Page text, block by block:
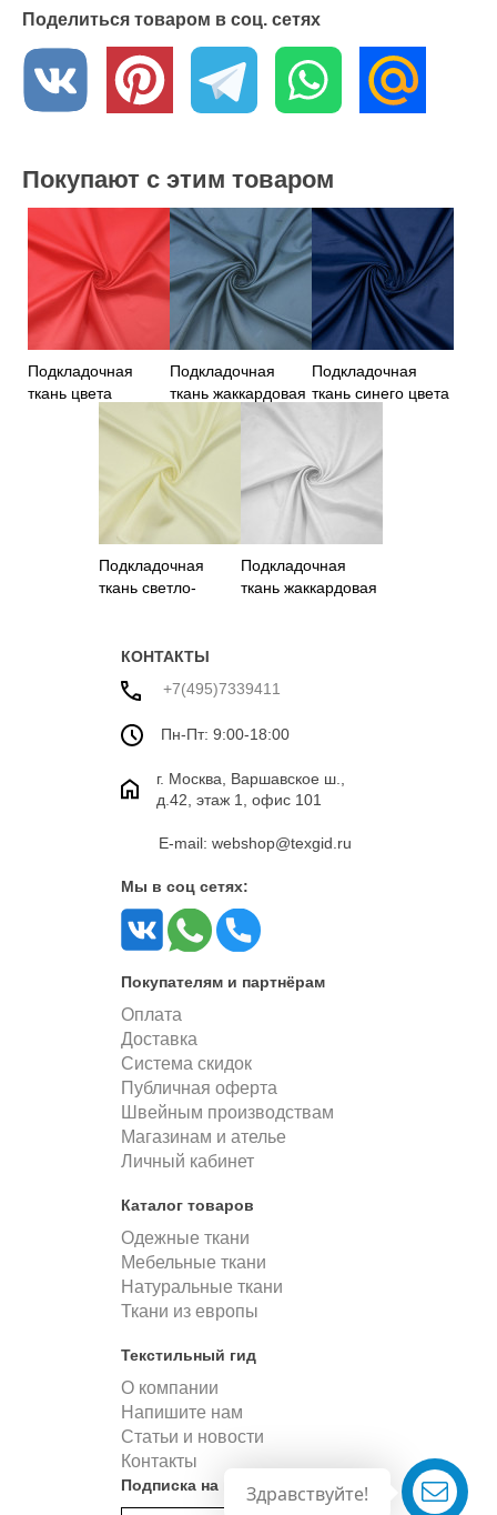
Здравствуйте!
Поделиться товаром в соц. сетях
Покупают с этим товаром
Подкладочная
ткань цвета
Подкладочная
ткань жаккардовая
серо-голубая
Подкладочная
ткань синего цвета
Подкладочная
ткань светло-
Подкладочная
ткань жаккардовая
КОНТАКТЫ
+7(495)7339411
Пн-Пт: 9:00-18:00
г. Москва, Варшавское ш.,
д.42, этаж 1, офис 101
E-mail: webshop@texgid.ru
Мы в соц сетях:
Покупателям и партнёрам
Оплата
Доставка
Система скидок
Публичная оферта
Швейным производствам
Магазинам и ателье
Личный кабинет
Каталог товаров
Одежные ткани
Мебельные ткани
Натуральные ткани
Ткани из европы
Текстильный гид
О компании
Напишите нам
Статьи и новости
Контакты
Подписка на новости